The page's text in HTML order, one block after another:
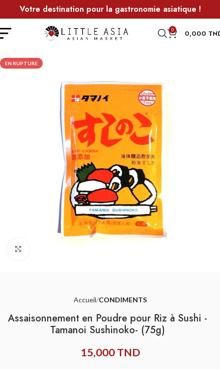
Votre destination pour la gastronomie asiatique !
0 0,000
EN RUPTURE
Accueil CONDIMENTS
Assaisonnement en Poudre pour Riz à Sushi -
Tamanoi Sushinoko- (75g)
15,000TND